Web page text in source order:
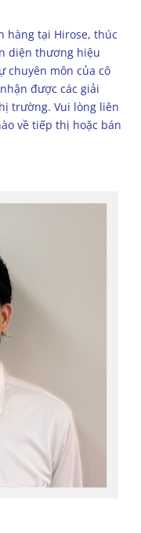
hàng tại Hirose, thúc
diện thương hiệu
chuyên môn của cô
được các giải
trường. Vui lòng liên
về tiếp thị hoặc bán